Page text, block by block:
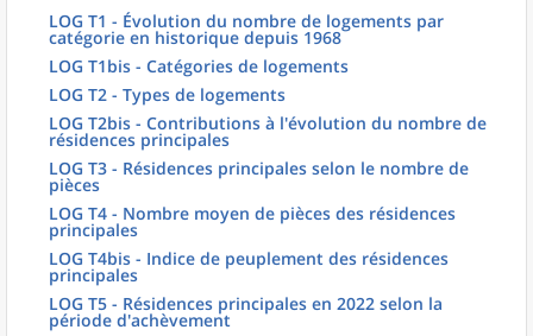
LOG T1 - Évolution du nombre de logements par
catégorie en historique depuis 1968
LOG T1bis - Catégories de logements
LOG T2 - Types de logements
LOG T2bis - Contributions à l'évolution du nombre de
résidences principales
LOG T3 - Résidences principales selon le nombre de
pièces
LOG T4 - Nombre moyen de pièces des résidences
principales
LOG T4bis - Indice de peuplement des résidences
principales
LOG T5 - Résidences principales en 2022 selon la
période d'achèvement